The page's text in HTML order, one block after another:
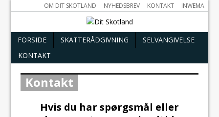
OM DIT SKOTLAND NYHEDSBREV KONTAKT INWEMA
FORSIDE SKATTERÅDGIVNING
SELVANGIVELSE
KONTAKT
Kontakt
Hvis du har spørgsmål eller